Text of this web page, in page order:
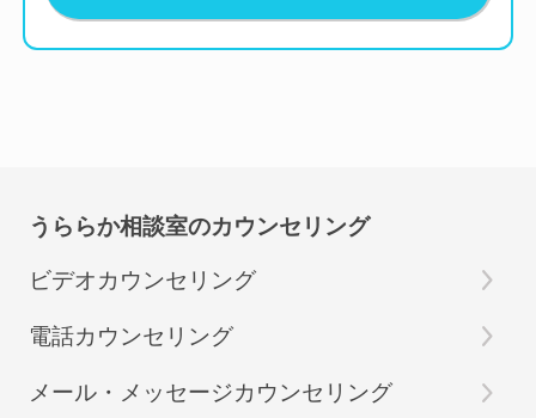
うららか相談室のカウンセリング
ビデオカウンセリング
電話カウンセリング
メール・メッセージカウンセリング